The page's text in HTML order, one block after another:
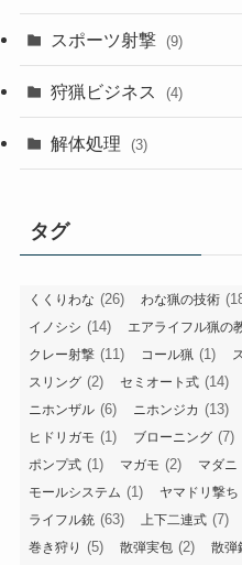
スポーツ射撃 (9)
狩猟ビジネス (4)
解体処理 (3)
タグ
くくりわな (26) わな猟の技術
イノシシ (14) エアライフル猟の
クレー射撃 (11) コール猟 (1)
スリング (2) セミオート式 (14)
ニホンザル (6) ニホンジカ (13)
ヒドリガモ (1) ブローニング (7)
ポンプ式 (1) マガモ (2) マダニ
モールシステム (1) ヤマドリ撃ち
ライフル銃 (63) 上下二連式 (7)
巻き狩り (5) 散弾実包 (2) 散弾